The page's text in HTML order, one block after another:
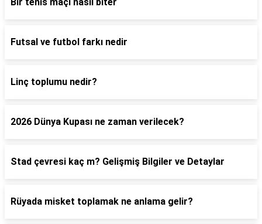
Futsal ve futbol farkı nedir
Linç toplumu nedir?
2026 Dünya Kupası ne zaman verilecek?
Stad çevresi kaç m? Gelişmiş Bilgiler ve Detaylar
Rüyada misket toplamak ne anlama gelir?